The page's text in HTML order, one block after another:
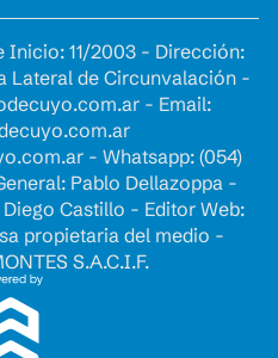
Inicio: 11/2003 - Dirección:
Lateral de Circunvalación -
- Email:
- Whatsapp: (054)
Pablo Dellazoppa -
Castillo - Editor Web:
propietaria del medio -
S.A.C.I.F.